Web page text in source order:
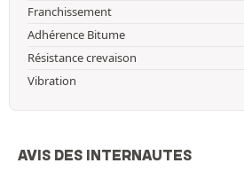
Franchissement
Adhérence Bitume
Résistance crevaison
Vibration
AVIS DES INTERNAUTES